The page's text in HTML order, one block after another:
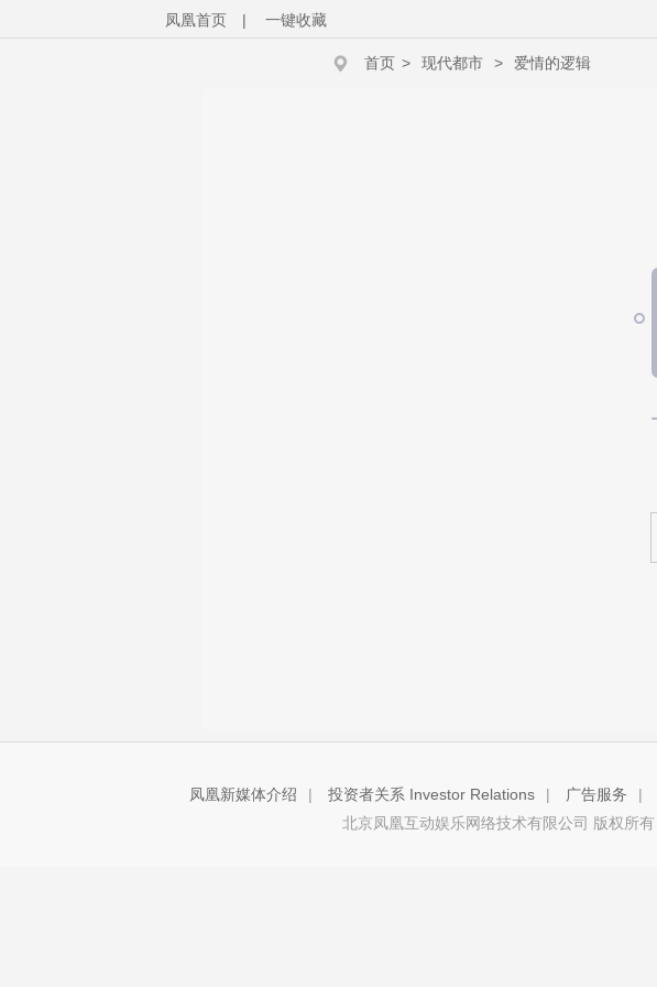
凤凰首页 | 一键收藏
首页 > 现代都市 > 爱情的逻辑
凤凰新媒体介绍 | 投资者关系 Investor Relations | 广告服务 |
北京凤凰互动娱乐网络技术有限公司 版权所有